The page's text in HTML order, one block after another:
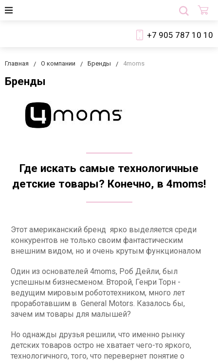
+7 905 787 10 10
Главная О компании Бренды 4moms
Бренды
Где искать самые технологичные
детские товары? Конечно, в 4moms!
Этот американский бренд ярко выделяется среди
конкурентов не только своим фантастическим
внешним видом, но и очень крутым функционалом
Один из основателей 4moms, Роб Дейли, был
успешным бизнесменом. Второй, Генри Торн -
ведущим мировым робототехником, много лет
проработавшим в General Motors. Казалось бы,
зачем им товары для малышей?
Но однажды друзья решили, что именно рынку
детских товаров остро не хватает чего-то яркого,
технологичного, того, что перевернет понятие о